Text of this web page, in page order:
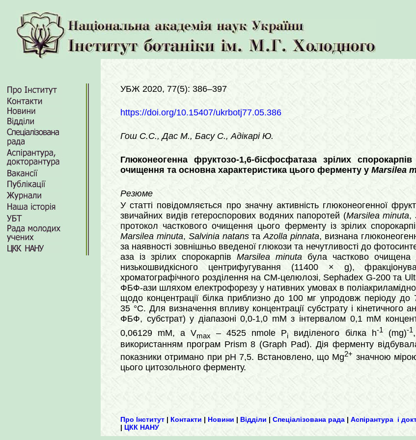
УБЖ 2020, 77(5): 386–397
https://doi.org/10.15407/ukrbotj77.05.386
Гош С.С., Дас М., Басу С., Адікарі Ю.
Глюконеогенна фруктозо-1,6-бісфосфатаза зрілих
очищення та основна характеристика цього ферменту у Marsilea
Резюме
У статті повідомляється про значну активність глюконеогенної
звичайних видів гетероспорових водяних папоротей (Marsilea minuta,
протокол часткового очищення цього ферменту із зрілих
Marsilea minuta, Salvinia natansтаAzolla pinnata, визнана
за наявності зовнішньо введеної глюкози та нечутливості до
аза із зрілих спорокарпів Marsilea minuta була частково очищена
низькошвидкісного центрифугування (11400 × g),
хроматографічного розділення на CM-целюлозі, Sephadex G-200 та
ФБФ-ази шляхом електрофорезу у нативних умовах в
щодо концентрації білка приблизно до 100 мг упродовж періоду
35 °С. Для визначення впливу концентрації субстрату і кінетичного
ФБФ, субстрат) у діапазоні 0,0-1,0 mM з інтервалом 0,1 mM
0,06129 mM, а Vmax – 4525 nmole Piвиділеного білка h-1(mg)-1
використанням програм Prism 8 (Graph Pad). Дія ферменту
показники отримано при рН 7,5. Встановлено, що Mg2+ значною
цього цитозольного ферменту.
Про Інститут | Контакти | Новини | Відділи | Спеціалізована рада | Аспірантура і
| ЦКК НАНУ